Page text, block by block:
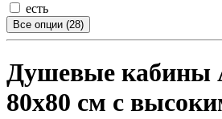
есть
Все опции (28)
Душевые кабины
80x80 см с